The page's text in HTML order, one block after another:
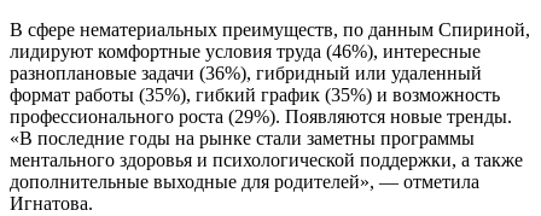
В сфере нематериальных преимуществ, по данным Спириной,
лидируют комфортные условия труда (46%), интересные
разноплановые задачи (36%), гибридный или удаленный
формат работы (35%), гибкий график (35%) и возможность
профессионального роста (29%). Появляются новые тренды.
«В последние годы на рынке стали заметны программы
ментального здоровья и психологической поддержки, а также
дополнительные выходные для родителей», — отметила
Игнатова.